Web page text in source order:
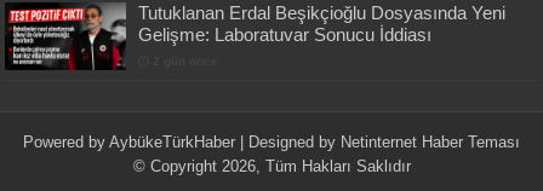
Tutuklanan Erdal Beşikçioğlu Dosyasında Yeni
Gelişme: Laboratuvar Sonucu İddiası
Powered by AybükeTürkHaber | Designed by Netinternet Haber Teması
© Copyright 2026, Tüm Hakları Saklıdır